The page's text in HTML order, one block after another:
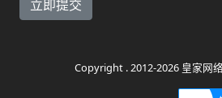
Copyright . 2012-2026 皇家网